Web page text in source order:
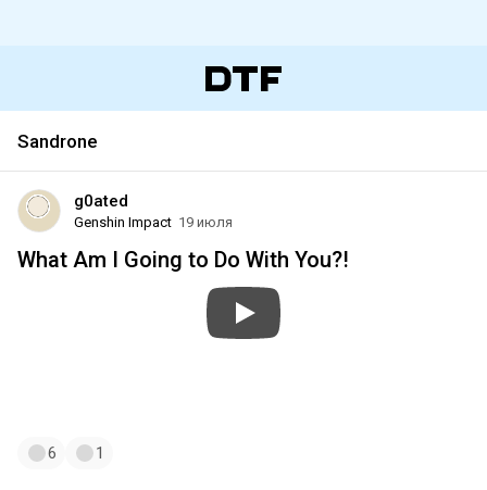
Sandrone
g0ated
Genshin Impact 19 июля
What Am I Going to Do With You?!
6 1